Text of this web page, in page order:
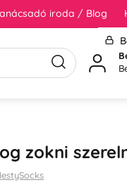
iroda / Blog
zokni